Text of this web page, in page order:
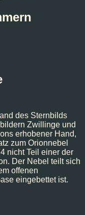
des Sternbilds
Zwillinge und
erhobener Hand,
zum Orionnebel
nicht Teil einer der
Der Nebel teilt sich
offenen
eingebettet ist.